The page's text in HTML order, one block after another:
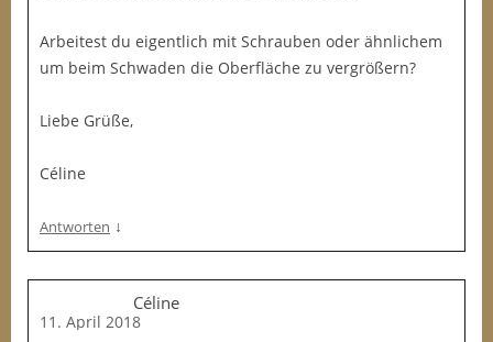
Arbeitest du eigentlich mit Schrauben oder ähnlichem
um beim Schwaden die Oberfläche zu vergrößern?
Liebe Grüße,
Céline
Antworten ↓
Céline
11. April 2018